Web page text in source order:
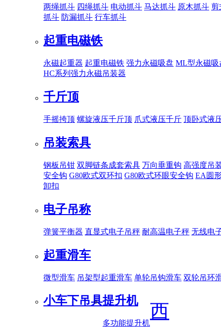
两绳抓斗 四绳抓斗 电动抓斗 马达抓斗 原木抓斗 剪
抓斗 防漏抓斗 行车抓斗
起重电磁铁
永磁起重器 起重电磁铁 强力永磁吸盘 ML型永磁吸
HC系列强力永磁吊装器
千斤顶
手摇挎顶 螺旋液压千斤顶 爪式液压千斤 顶卧式液
吊装索具
钢板吊钳 双脚链条成套索具 万向垂重钩 高强度吊
安全钩 G80欧式双环扣 G80欧式环眼安全钩 EA圆
卸扣
电子吊称
弹簧平衡器 直显式电子吊秤 耐高温电子秤 无线电
起重滑车
微型滑车 吊架型起重滑车 单轮吊钩滑车 双轮吊环
小车下吊具提升机
多功能提升机
西